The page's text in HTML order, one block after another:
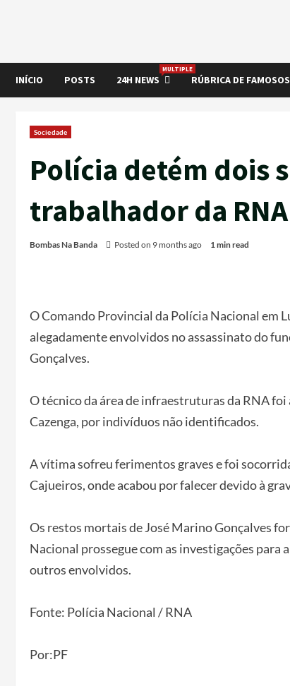
INÍCIO POSTS 24H NEWS
MULTIPLE
RÚBRICA DE FAMOSOS
Sociedade
Polícia detém dois
trabalhador da
Bombas Na Banda Posted on 9 months ago 1 min read
O Comando Provincial da Polícia Nacional em
alegadamente envolvidos no assassinato do
Gonçalves.
O técnico da área de infraestruturas da RNA
Cazenga, por indivíduos não identificados.
A vítima sofreu ferimentos graves e foi
Cajueiros, onde acabou por falecer devido à
Os restos mortais de José Marino Gonçalves
Nacional prossegue com as investigações
outros envolvidos.
Fonte: Polícia Nacional / RNA
Por:PF